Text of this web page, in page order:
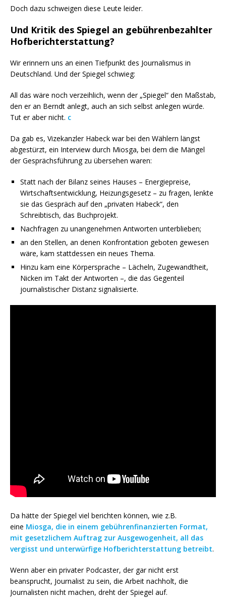
Doch dazu schweigen diese Leute leider.
Und Kritik des Spiegel an gebührenbezahlter
Hofberichterstattung?
Wir erinnern uns an einen Tiefpunkt des Journalismus in
Deutschland. Und der Spiegel schwieg:
All das wäre noch verzeihlich, wenn der „Spiegel“ den Maßstab,
den er an Berndt anlegt, auch an sich selbst anlegen würde.
Tut er aber nicht. c
Da gab es, Vizekanzler Habeck war bei den Wählern längst
abgestürzt, ein Interview durch Miosga, bei dem die Mängel
der Gesprächsführung zu übersehen waren:
Statt nach der Bilanz seines Hauses – Energiepreise,
Wirtschaftsentwicklung, Heizungsgesetz – zu fragen, lenkte
sie das Gespräch auf den „privaten Habeck“, den
Schreibtisch, das Buchprojekt.
Nachfragen zu unangenehmen Antworten unterblieben;
an den Stellen, an denen Konfrontation geboten gewesen
wäre, kam stattdessen ein neues Thema.
Hinzu kam eine Körpersprache – Lächeln, Zugewandtheit,
Nicken im Takt der Antworten –, die das Gegenteil
journalistischer Distanz signalisierte.
Da hätte der Spiegel viel berichten können, wie z.B.
eine Miosga, die in einem gebührenfinanzierten Format,
mit gesetzlichem Auftrag zur Ausgewogenheit, all das
vergisst und unterwürfige Hofberichterstattung betreibt.
Wenn aber ein privater Podcaster, der gar nicht erst
beansprucht, Journalist zu sein, die Arbeit nachholt, die
Journalisten nicht machen, dreht der Spiegel auf.